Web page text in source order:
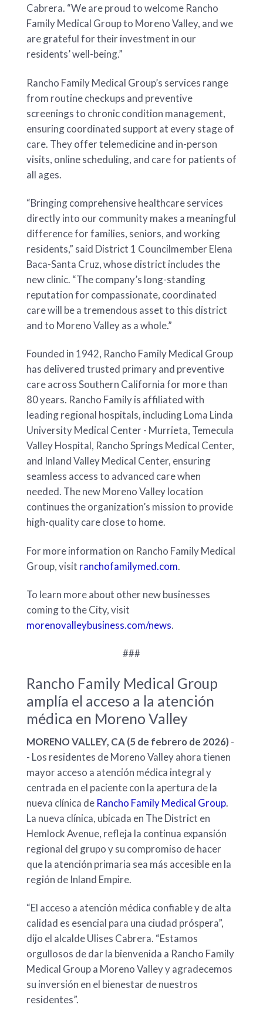
Cabrera. “We are proud to welcome Rancho
Family Medical Group to Moreno Valley, and we
are grateful for their investment in our
residents’ well-being.”
Rancho Family Medical Group’s services range
from routine checkups and preventive
screenings to chronic condition management,
ensuring coordinated support at every stage of
care. They offer telemedicine and in-person
visits, online scheduling, and care for patients of
all ages.
“Bringing comprehensive healthcare services
directly into our community makes a meaningful
difference for families, seniors, and working
residents,” said District 1 Councilmember Elena
Baca-Santa Cruz, whose district includes the
new clinic. “The company’s long-standing
reputation for compassionate, coordinated
care will be a tremendous asset to this district
and to Moreno Valley as a whole.”
Founded in 1942, Rancho Family Medical Group
has delivered trusted primary and preventive
care across Southern California for more than
80 years. Rancho Family is affiliated with
leading regional hospitals, including Loma Linda
University Medical Center - Murrieta, Temecula
Valley Hospital, Rancho Springs Medical Center,
and Inland Valley Medical Center, ensuring
seamless access to advanced care when
needed. The new Moreno Valley location
continues the organization’s mission to provide
high-quality care close to home.
For more information on Rancho Family Medical
Group, visit ranchofamilymed.com.
To learn more about other new businesses
coming to the City, visit
morenovalleybusiness.com/news.
###
Rancho Family Medical Group
amplía el acceso a la atención
médica en Moreno Valley
MORENO VALLEY, CA (5 de febrero de 2026) -
- Los residentes de Moreno Valley ahora tienen
mayor acceso a atención médica integral y
centrada en el paciente con la apertura de la
nueva clínica de Rancho Family Medical Group.
La nueva clínica, ubicada en The District en
Hemlock Avenue, refleja la continua expansión
regional del grupo y su compromiso de hacer
que la atención primaria sea más accesible en la
región de Inland Empire.
“El acceso a atención médica confiable y de alta
calidad es esencial para una ciudad próspera”,
dijo el alcalde Ulises Cabrera. “Estamos
orgullosos de dar la bienvenida a Rancho Family
Medical Group a Moreno Valley y agradecemos
su inversión en el bienestar de nuestros
residentes”.